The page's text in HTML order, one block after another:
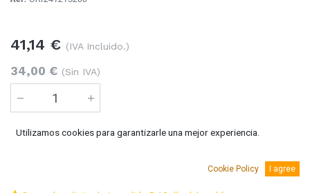
41,14 € (IVA Incluido.)
34,00 € (Sin IVA)
Añadir al carro
Utilizamos cookies para garantizarle una mejor experiencia.
Cookie Policy I agree